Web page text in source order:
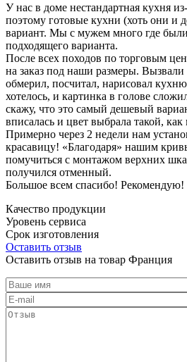
У нас в доме нестандартная кухня
поэтому готовые кухни (хоть они и
вариант. Мы с мужем много где
подходящего варианта.
После всех походов по торговым
на заказ под наши размеры.
обмерил, посчитал, нарисовал
хотелось, и картинка в голове
скажу, что это самый дешевый
вписалась и цвет выбрала такой, как
Примерно через 2 недели нам
красавицу! «Благодаря» нашим
помучиться с монтажом верхних
получился отменный.
Большое всем спасибо! Рекомендую!
Качество продукции
Уровень сервиса
Срок изготовления
Оставить отзыв
Оставить отзыв на товар Франция